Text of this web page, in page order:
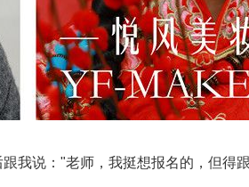
我说："老师，我挺想报名的，但得